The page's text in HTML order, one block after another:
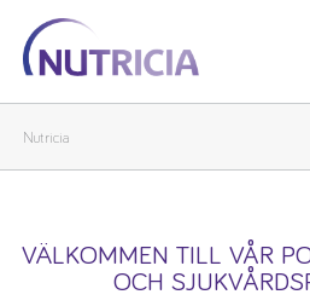
Nutricia
Nutricia
Nutricia
VÄLKOMMEN TILL VÅR
OCH